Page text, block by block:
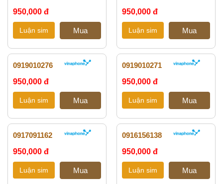
950,000 đ
950,000 đ
0919010276
950,000 đ
0919010271
950,000 đ
0917091162
950,000 đ
0916156138
950,000 đ